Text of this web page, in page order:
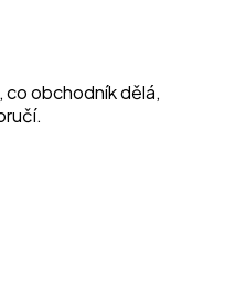
co obchodník dělá,